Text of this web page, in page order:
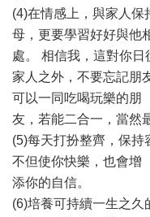
(4)在情感上，與家人
母，更要學習好好與他
處。 相信我，這對你日
家人之外，不要忘記朋
可以一同吃喝玩樂的朋
友，若能二合一，當然
(5)每天打扮整齊，保持
不但使你快樂，也會增
添你的自信。
(6)培養可持續一生之久